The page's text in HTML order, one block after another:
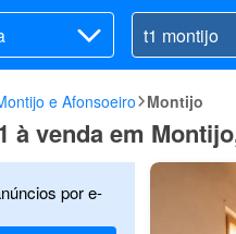
e Afonsoeiro Montijo
à venda em
por e-